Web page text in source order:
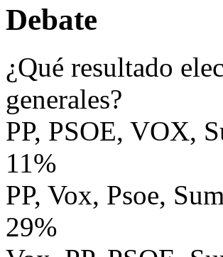
Debate
¿Qué resultado
generales?
PP, PSOE, VOX,
11%
PP, Vox, Psoe,
29%